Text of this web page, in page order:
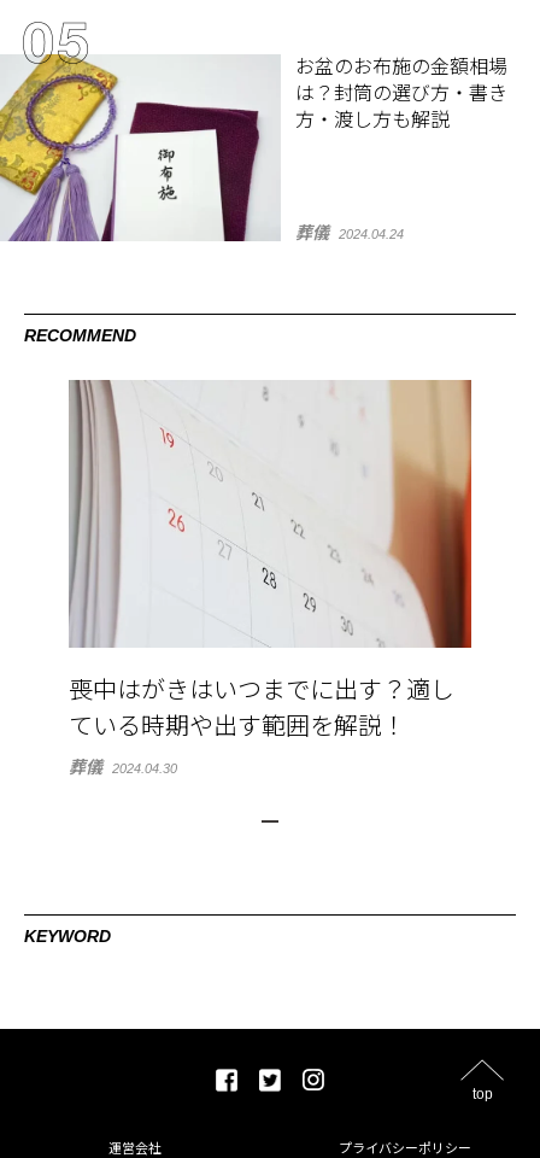
お盆のお布施の金額相場
は？封筒の選び方・書き
方・渡し方も解説
葬儀 2024.04.24
RECOMMEND
喪中はがきはいつまでに出す？適し
ている時期や出す範囲を解説！
葬儀 2024.04.30
KEYWORD
top
運営会社 プライバシーポリシー